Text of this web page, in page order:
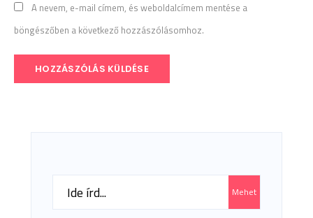
A nevem, e-mail címem, és weboldalcímem mentése a
böngészőben a következő hozzászólásomhoz.
Search
Mehet